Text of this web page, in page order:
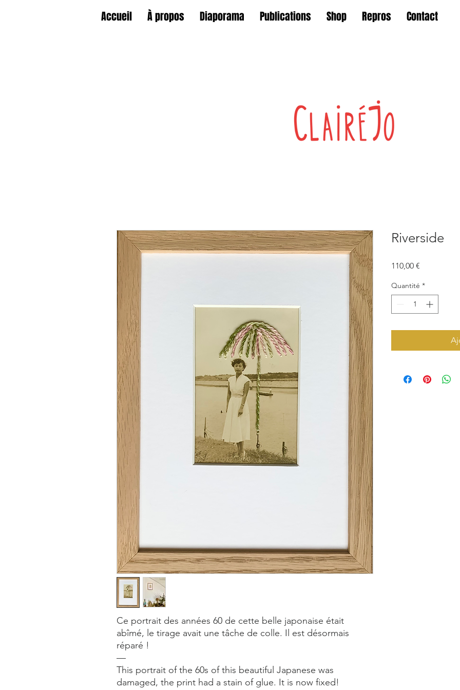
Accueil À propos Diaporama Publications Shop Repros Contact
Ce portrait des années 60 de cette belle japonaise était
abîmé, le tirage avait une tâche de colle. Il est désormais
réparé !
—
This portrait of the 60s of this beautiful Japanese was
damaged, the print had a stain of glue. It is now fixed!
Riverside
110,00 €
Quantité *